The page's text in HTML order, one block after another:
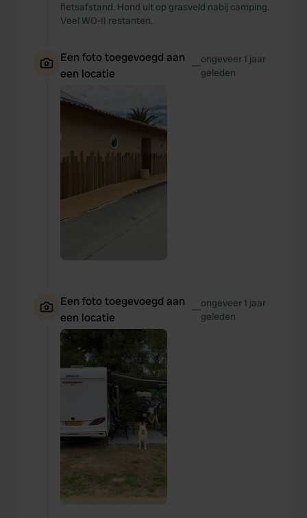
fietsafstand. Hond uit op grasveld nabij camping.
Veel WO-II restanten.
Een foto toegevoegd aan
een locatie
—ongeveer 1 jaar
geleden
Een foto toegevoegd aan
een locatie
—ongeveer 1 jaar
geleden